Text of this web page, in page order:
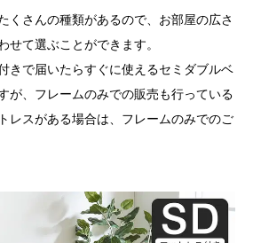
くさんの種類があるので、お部屋の広さ
せて選ぶことができます。
きで届いたらすぐに使えるセミダブルベ
が、フレームのみでの販売も行っている
レスがある場合は、フレームのみでのご